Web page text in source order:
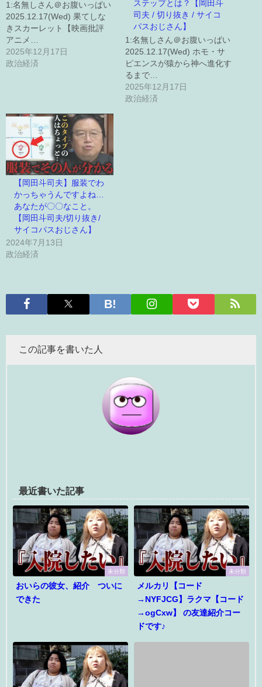
1:名無しさん＠お腹いっぱい
2025.12.17(Wed) 果てしな
きスカーレット【映画批評
アニメ…
2025年12月17日
政治経済
ステップとは？【岡田斗
司夫 / 切り抜き / サイコ
パスおじさん】
1:名無しさん＠お腹いっぱい
2025.12.17(Wed) ホモ・サ
ピエンスが猿から神へ進化す
るまで…
2025年12月17日
政治経済
【岡田斗司夫】服装でわ
かっちゃうんですよね…
あなたが〇〇なこと。
【岡田斗司夫/切り抜き/
サイコパスおじさん】
2024年7月13日
政治経済
この記事を書いた人
最近書いた記事
未分類
おいらの彼女、紹介 ついに
できた
未分類
メルカリ【コード
→NYFJCG】ラクマ【コード
→ogCxw】 の友達紹介コー
ドです♪